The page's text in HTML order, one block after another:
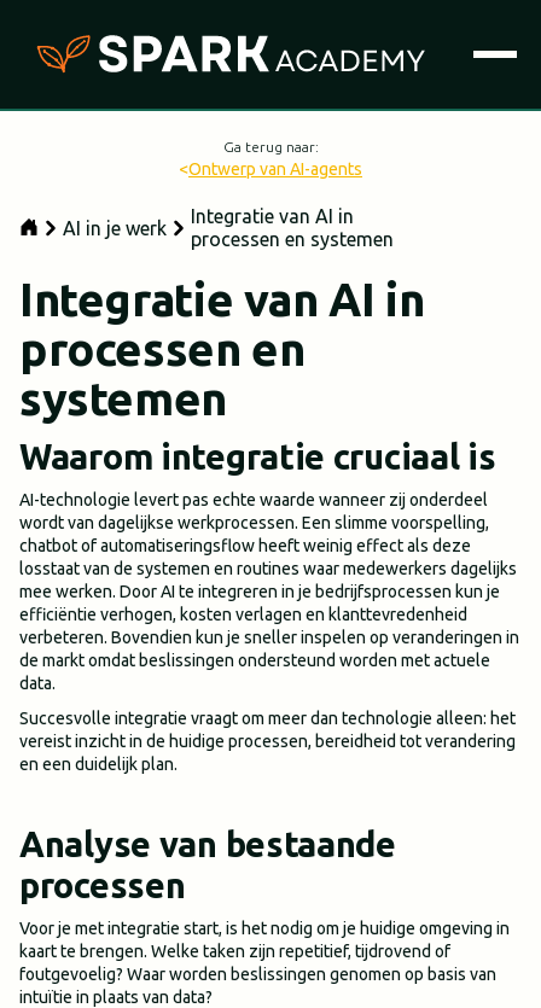
Ga terug naar:
<Ontwerp van AI-agents
AI in je werk
Integratie van AI in
processen en systemen
Integratie van AI in
processen en
systemen
Waarom integratie cruciaal is
AI-technologie levert pas echte waarde wanneer zij onderdeel
wordt van dagelijkse werkprocessen. Een slimme voorspelling,
chatbot of automatiseringsflow heeft weinig effect als deze
losstaat van de systemen en routines waar medewerkers dagelijks
mee werken. Door AI te integreren in je bedrijfsprocessen kun je
efficiëntie verhogen, kosten verlagen en klanttevredenheid
verbeteren. Bovendien kun je sneller inspelen op veranderingen in
de markt omdat beslissingen ondersteund worden met actuele
data.
Succesvolle integratie vraagt om meer dan technologie alleen: het
vereist inzicht in de huidige processen, bereidheid tot verandering
en een duidelijk plan.
Analyse van bestaande
processen
Voor je met integratie start, is het nodig om je huidige omgeving in
kaart te brengen. Welke taken zijn repetitief, tijdrovend of
foutgevoelig? Waar worden beslissingen genomen op basis van
intuïtie in plaats van data?